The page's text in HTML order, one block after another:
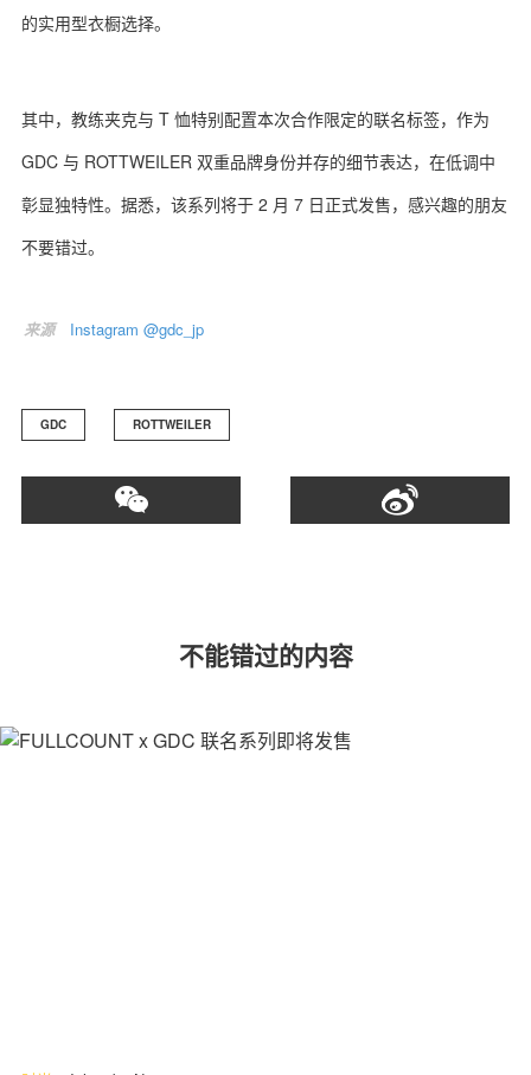
的实用型衣橱选择。
其中，教练夹克与 T 恤特别配置本次合作限定的联名标签，作为
GDC 与 ROTTWEILER 双重品牌身份并存的细节表达，在低调中
彰显独特性。据悉，该系列将于 2 月 7 日正式发售，感兴趣的朋友
不要错过。
来源 Instagram @gdc_jp
GDC ROTTWEILER
不能错过的内容